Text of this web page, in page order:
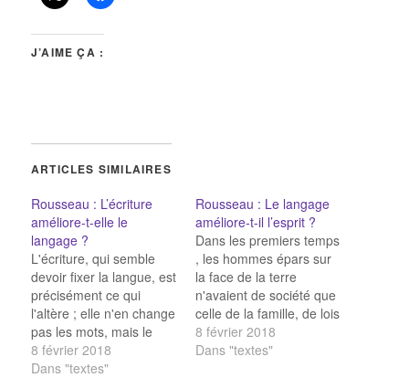
J’AIME ÇA :
ARTICLES SIMILAIRES
Rousseau : L’écriture
améliore-t-elle le
langage ?
L'écriture, qui semble
devoir fixer la langue, est
précisément ce qui
l'altère ; elle n'en change
pas les mots, mais le
génie ; elle substitue
l'exactitude à
8 février 2018
Dans "textes"
Rousseau : Le langage
améliore-t-il l’esprit ?
Dans les premiers temps
, les hommes épars sur
la face de la terre
n'avaient de société que
celle de la famille, de lois
que celles de la nature,
de langue que le geste
8 février 2018
Dans "textes"